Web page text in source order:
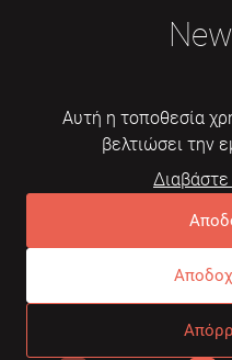
Συχνές
Αυτή η τοποθεσία
βελτιώσει την